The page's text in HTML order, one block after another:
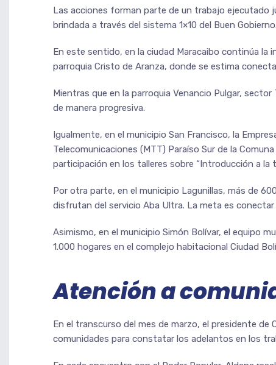
Las acciones forman parte de un trabajo ejecutado
brindada a través del sistema 1×10 del Buen Gobierno.
En este sentido, en la ciudad Maracaibo continúa la
parroquia Cristo de Aranza, donde se estima
Mientras que en la parroquia Venancio Pulgar,
de manera progresiva.
Igualmente, en el municipio San Francisco, la
Telecomunicaciones (MTT) Paraíso Sur de la
participación en los talleres sobre “Introducción a la
Por otra parte, en el municipio Lagunillas, más de
disfrutan del servicio Aba Ultra. La meta es
Asimismo, en el municipio Simón Bolívar, el equipo
1.000 hogares en el complejo habitacional Ciudad
Atención a
En el transcurso del mes de marzo, el presidente de
comunidades para constatar los adelantos en los